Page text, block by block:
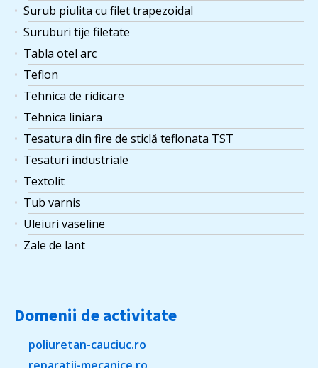
Surub piulita cu filet trapezoidal
Suruburi tije filetate
Tabla otel arc
Teflon
Tehnica de ridicare
Tehnica liniara
Tesatura din fire de sticlă teflonata TST
Tesaturi industriale
Textolit
Tub varnis
Uleiuri vaseline
Zale de lant
Domenii de activitate
poliuretan-cauciuc.ro